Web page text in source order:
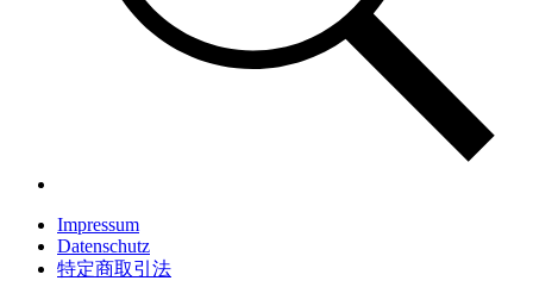
Impressum
Datenschutz
特定商取引法